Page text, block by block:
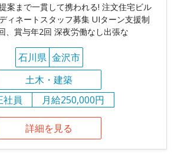
案まで一貫して携われる! 注文住宅ビル
ィネートスタッフ募集 UIターン支援制
、賞与年2回 深夜労働なし出張な
石川県 金沢市
土木・建築
社員
月給250,000円
詳細を見る